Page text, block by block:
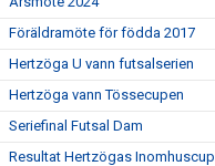
Föräldramöte för födda 2017
Hertzöga U vann futsalserien
Hertzöga vann Tössecupen
Seriefinal Futsal Dam
Resultat Hertzögas Inomhuscup